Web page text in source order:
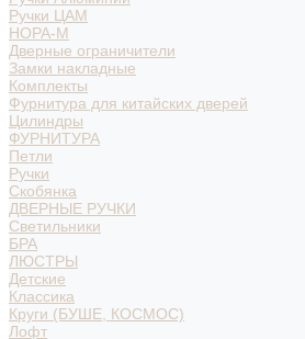
Ручки ЦАМ
НОРА-М
Дверные ограничители
Замки накладные
Комплекты
Фурнитура для китайских дверей
Цилиндры
ФУРНИТУРА
Петли
Ручки
Скобянка
ДВЕРНЫЕ РУЧКИ
Светильники
БРА
ЛЮСТРЫ
Детские
Классика
Круги (БУШЕ, КОСМОС)
Лофт